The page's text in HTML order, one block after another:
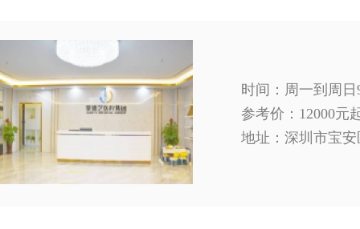
时间：周一到周日
参考价：12000元
地址： 深圳市宝